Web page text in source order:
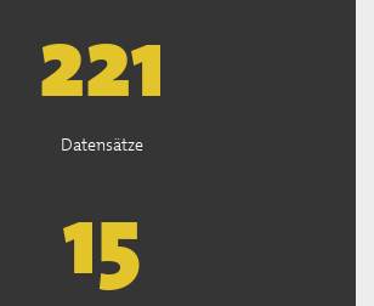
222
Datensätze
15